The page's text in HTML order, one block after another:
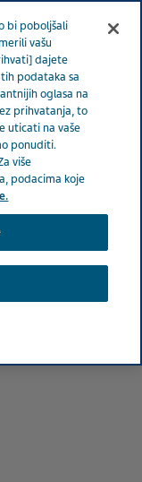
Smanjenje
bi poboljšali
vašu
dajete
podataka sa
oglasa na
prihvatanja, to
uticati na vaše
ponuditi.
više
podacima koje